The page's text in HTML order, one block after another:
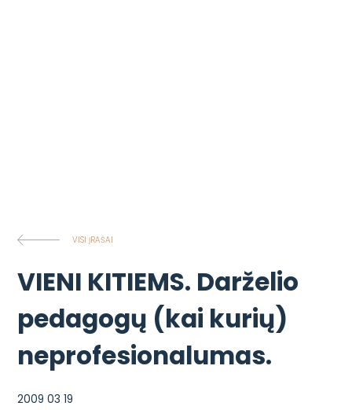
VISI ĮRAŠAI
VIENI KITIEMS. Darželio
pedagogų (kai kurių)
neprofesionalumas.
2009 03 19